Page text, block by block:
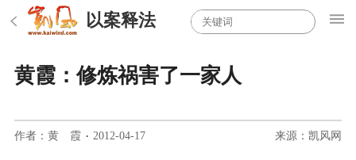
以案释法
黄霞：修炼祸害了一家人
作者：黄 霞 · 2012-04-17 来源：凯风网